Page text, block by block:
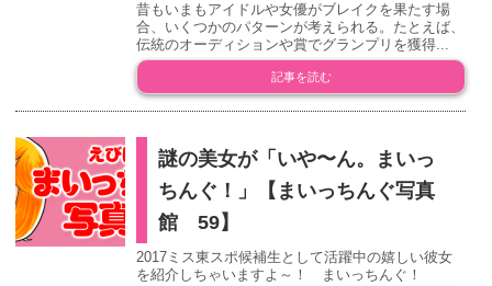
昔もいまもアイドルや女優がブレイクを果たす場
合、いくつかのパターンが考えられる。たとえば、
伝統のオーディションや賞でグランプリを獲得...
記事を読む
謎の美女が「いや〜ん。まいっ
ちんぐ！」【まいっちんぐ写真
館 59】
2017ミス東スポ候補生として活躍中の嬉しい彼女
を紹介しちゃいますよ～！ まいっちんぐ！